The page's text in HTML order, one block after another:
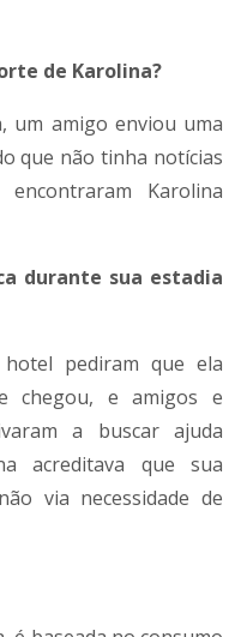
de Karolina?
um amigo enviou uma
que não tinha notícias
Karolina
durante sua estadia
pediram que ela
chegou, e amigos e
a buscar ajuda
acreditava que sua
via necessidade de